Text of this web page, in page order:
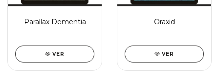
Parallax Dementia
VER
Oraxid
VER